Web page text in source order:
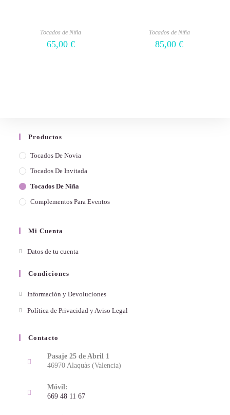
Tocados de Niña
65,00 €
Tocados de Niña
85,00€
Productos
Tocados De Novia
Tocados De Invitada
Tocados De Niña
Complementos Para Eventos
Mi Cuenta
Datos de tu cuenta
Condiciones
Información y Devoluciones
Política de Privacidad y Aviso Legal
Contacto
Pasaje 25 de Abril 1
46970 Alaquàs (Valencia)
Móvil:
669 48 11 67